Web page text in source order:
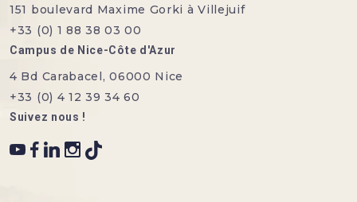
151 boulevard Maxime Gorki à Villejuif
+33 (0) 1 88 38 03 00
Campus de Nice-Côte d'Azur
4 Bd Carabacel, 06000 Nice
+33 (0) 4 12 39 34 60
Suivez nous !